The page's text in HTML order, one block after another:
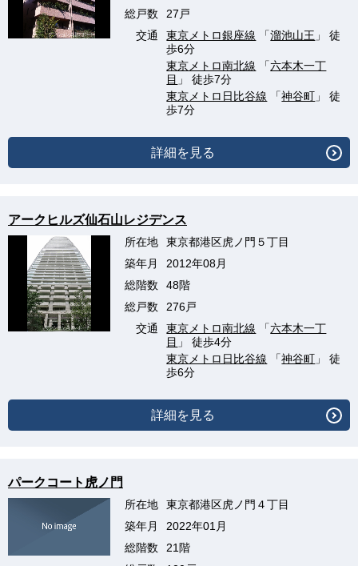
総戸数
27戸
交通
東京メトロ銀座線 「溜池山王 」 徒
歩6分
東京メトロ南北線 「六本木一丁
目 」 徒歩7分
東京メトロ日比谷線 「神谷町 」 徒
歩7分
詳細を見る
アークヒルズ仙石山レジデンス
所在地
東京都港区虎ノ門５丁目
築年月
2012年08月
総階数
48階
総戸数
276戸
交通
東京メトロ南北線 「六本木一丁
目 」 徒歩4分
東京メトロ日比谷線 「神谷町 」 徒
歩6分
詳細を見る
パークコート虎ノ門
所在地
東京都港区虎ノ門４丁目
築年月
2022年01月
総階数
21階